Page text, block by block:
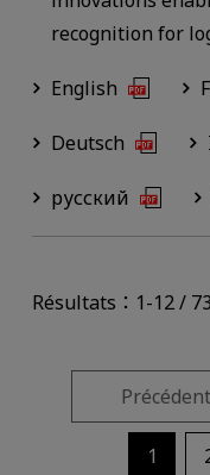
recognition for
English
Deutsch
русский
Résultats：1-12 / 73
Précédent
1